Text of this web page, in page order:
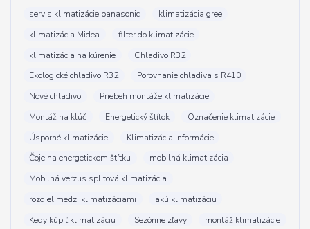
servis klimatizácie panasonic
klimatizácia gree
klimatizácia Midea
filter do klimatizácie
klimatizácia na kúrenie
Chladivo R32
Ekologické chladivo R32
Porovnanie chladiva s R410
Nové chladivo
Priebeh montáže klimatizácie
Montáž na klúč
Energetický štítok
Označenie klimatizácie
Úsporné klimatizácie
Klimatizácia Informácie
Čoje na energetickom štítku
mobilná klimatizácia
Mobilná verzus splitová klimatizácia
rozdiel medzi klimatizáciami
akú klimatizáciu
Kedy kúpiť klimatizáciu
Sezónne zľavy
montáž klimatizácie